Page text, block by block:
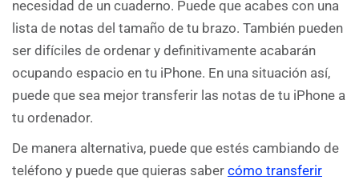
necesidad de un cuaderno. Puede que acabes con una
lista de notas del tamaño de tu brazo. También pueden
ser difíciles de ordenar y definitivamente acabarán
ocupando espacio en tu iPhone. En una situación así,
puede que sea mejor transferir las notas de tu iPhone a
tu ordenador.
De manera alternativa, puede que estés cambiando de
teléfono y puede que quieras saber cómo transferir